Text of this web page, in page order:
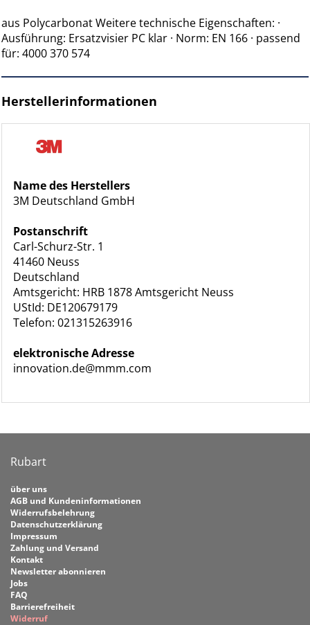
aus Polycarbonat Weitere technische Eigenschaften: ·
Ausführung: Ersatzvisier PC klar · Norm: EN 166 · passend
für: 4000 370 574
Herstellerinformationen
Name des Herstellers
3M Deutschland GmbH
Postanschrift
Carl-Schurz-Str. 1
41460 Neuss
Deutschland
Amtsgericht: HRB 1878 Amtsgericht Neuss
UStId: DE120679179
Telefon: 021315263916
elektronische Adresse
innovation.de@mmm.com
Rubart
über uns
AGB und Kundeninformationen
Widerrufsbelehrung
Datenschutzerklärung
Impressum
Zahlung und Versand
Kontakt
Newsletter abonnieren
Jobs
FAQ
Barrierefreiheit
Widerruf